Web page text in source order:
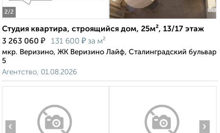
2/2
Студия квартира, строящийся дом, 25м², 13/17 этаж
3 263 060 ₽ 131 600 ₽ за м²
мкр. Веризино, ЖК Веризино Лайф, Сталинградский бульвар
5
Агентство, 01.08.2026
‹ ›